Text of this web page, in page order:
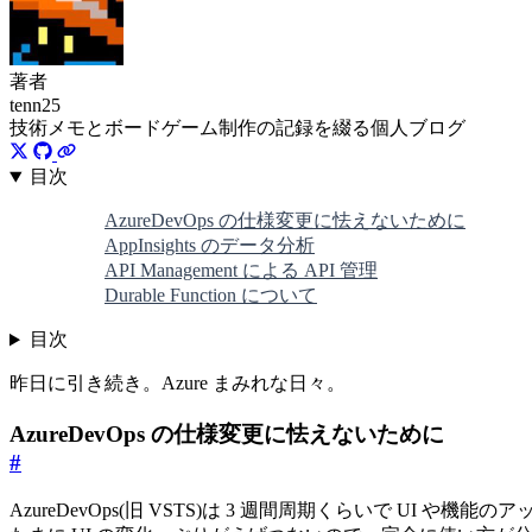
著者
tenn25
技術メモとボードゲーム制作の記録を綴る個人ブログ
目次
AzureDevOps の仕様変更に怯えないために
AppInsights のデータ分析
API Management による API 管理
Durable Function について
目次
昨日に引き続き。Azure まみれな日々。
AzureDevOps の仕様変更に怯えないために
#
AzureDevOps(旧 VSTS)は 3 週間周期くらいで UI や機能のア